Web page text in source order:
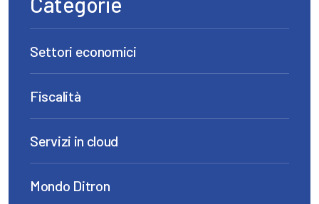
Settori economici
Fiscalità
Servizi in cloud
Mondo Ditron